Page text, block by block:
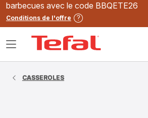
barbecues avec le code BBQETE26
Conditions de l'offre
Ouvrir
CASSEROLES